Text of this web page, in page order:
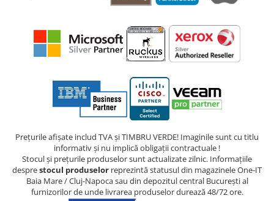
Prețurile afișate includ TVA și TIMBRU VERDE! Imaginile sunt cu titlu
informativ și nu implică obligații contractuale !
Stocul și prețurile produselor sunt actualizate zilnic. Informațiile
desprestocul produselor reprezintă statusul din magazinele One-IT
Baia Mare / Cluj-Napoca sau din depozitul central București al
furnizorilor de unde livrarea produselor durează 48/72 ore.